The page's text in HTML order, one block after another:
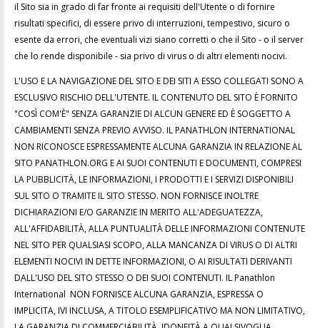
il Sito sia in grado di far fronte ai requisiti dell'Utente o di fornire
risultati specifici, di essere privo di interruzioni, tempestivo, sicuro o
esente da errori, che eventuali vizi siano corretti o che il Sito - o il server
che lo rende disponibile - sia privo di virus o di altri elementi nocivi.
L'USO E LA NAVIGAZIONE DEL SITO E DEI SITI A ESSO COLLEGATI SONO A
ESCLUSIVO RISCHIO DELL'UTENTE. IL CONTENUTO DEL SITO È FORNITO
"COSÌ COM'È" SENZA GARANZIE DI ALCUN GENERE ED È SOGGETTO A
CAMBIAMENTI SENZA PREVIO AVVISO. IL PANATHLON INTERNATIONAL
NON RICONOSCE ESPRESSAMENTE ALCUNA GARANZIA IN RELAZIONE AL
SITO PANATHLON.ORG E AI SUOI CONTENUTI E DOCUMENTI, COMPRESI
LA PUBBLICITÀ, LE INFORMAZIONI, I PRODOTTI E I SERVIZI DISPONIBILI
SUL SITO O TRAMITE IL SITO STESSO. NON FORNISCE INOLTRE
DICHIARAZIONI E/O GARANZIE IN MERITO ALL'ADEGUATEZZA,
ALL'AFFIDABILITÀ, ALLA PUNTUALITÀ DELLE INFORMAZIONI CONTENUTE
NEL SITO PER QUALSIASI SCOPO, ALLA MANCANZA DI VIRUS O DI ALTRI
ELEMENTI NOCIVI IN DETTE INFORMAZIONI, O AI RISULTATI DERIVANTI
DALL'USO DEL SITO STESSO O DEI SUOI CONTENUTI. IL Panathlon
International NON FORNISCE ALCUNA GARANZIA, ESPRESSA O
IMPLICITA, IVI INCLUSA, A TITOLO ESEMPLIFICATIVO MA NON LIMITATIVO,